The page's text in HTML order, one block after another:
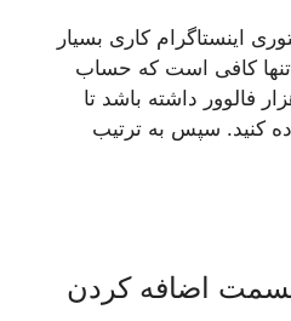
اینستاگرام کاری بسیار
کافی است که حساب
شما بیشتر از 10 هزار فالوور داشته باشد تا
کنید. سپس به ترتیب
اضافه کردن